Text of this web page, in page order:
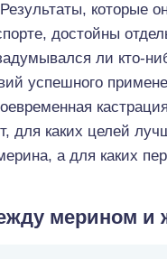
которые
достойны
ли кто-
успешного
для каких целей
а для каких
мерином и